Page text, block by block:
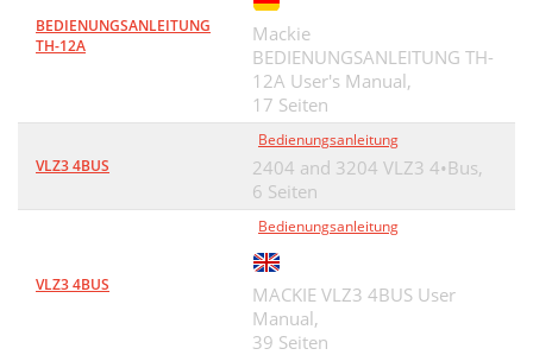
BEDIENUNGSANLEITUNG
TH-12A
Mackie
BEDIENUNGSANLEITUNG TH-
12A User's Manual,
17 Seiten
VLZ3 4BUS
Bedienungsanleitung
2404 and 3204 VLZ3 4•Bus,
6 Seiten
VLZ3 4BUS
Bedienungsanleitung
MACKIE VLZ3 4BUS User
Manual,
39 Seiten